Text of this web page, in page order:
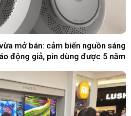
mở bán: cảm biến nguồn sáng
động giả, pin dùng được 5 năm